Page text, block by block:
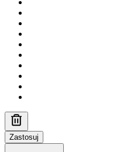
Zastosuj